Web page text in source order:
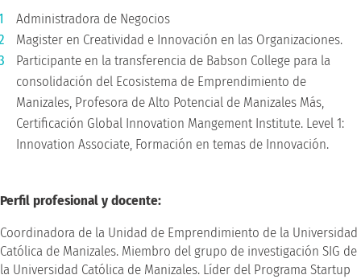
Administradora de Negocios
Magister en Creatividad e Innovación en las Organizaciones.
Participante en la transferencia de Babson College para la
consolidación del Ecosistema de Emprendimiento de
Manizales, Profesora de Alto Potencial de Manizales Más,
Certificación Global Innovation Mangement Institute. Level 1:
Innovation Associate, Formación en temas de Innovación.
Perfil profesional y docente:
Coordinadora de la Unidad de Emprendimiento de la Universidad
Católica de Manizales. Miembro del grupo de investigación SIG de
la Universidad Católica de Manizales. Líder del Programa Startup